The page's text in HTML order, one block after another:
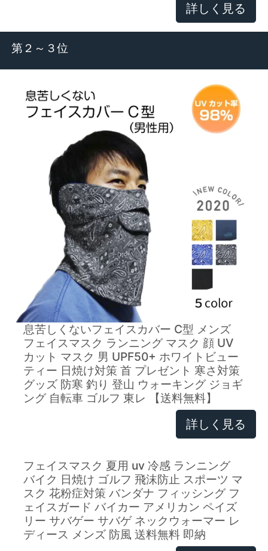
詳しく見る
第２～３位
息苦しくないフェイスカバー C型 メンズ
フェイスマスク ランニング マスク 顔 UV
カット マスク 男 UPF50+ ホワイトビュー
ティー 日焼け対策 首 プレゼント 寒さ対策
グッズ 防寒 釣り 登山 ウォーキング ジョギ
ング 自転車 ゴルフ 東レ 【送料無料】
詳しく見る
フェイスマスク 夏用 uv 冷感 ランニング
バイク 日焼け ゴルフ 飛沫防止 スポーツ マ
スク 花粉症対策 バンダナ フィッシング フ
ェイスガード バイカー アメリカン ペイズ
リー サバゲー サバゲ ネックウォーマー レ
ディース メンズ 防風 送料無料 即納